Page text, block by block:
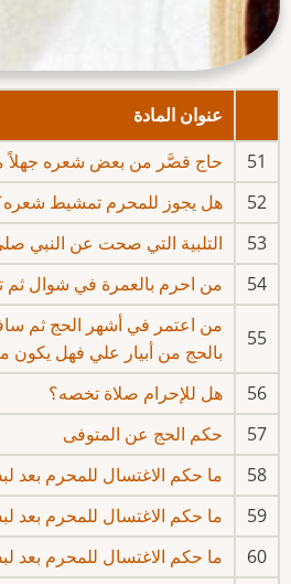
عنوان المادة
51
حاج قصَّر من بعض شعره جهلاً
52
هل يجوز للمحرم تمشيط
53
التلبية التي صحت عن النبي
54
من احرم بالعمرة في شوال ثم
55
من اعتمر في أشهر الحج ثم
بالحج من أبيار علي فهل يكون
56
هل للإحرام صلاة تخصه؟
57
حكم الحج عن المتوفى
58
ما حكم الاغتسال للمحرم بعد
59
ما حكم الاغتسال للمحرم بعد
60
ما حكم الاغتسال للمحرم بعد